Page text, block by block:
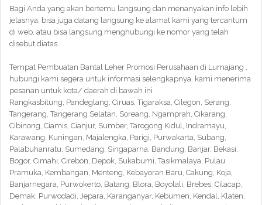
Bagi Anda yang akan bertemu langsung dan menanyakan info lebih
jelasnya, bisa juga datang langsung ke alamat kami yang tercantum
di web. atau bisa langsung menghubungi ke nomor yang telah
disebut diatas.
Tempat Pembuatan Bantal Leher Promosi Perusahaan di Lumajang ,
hubungi kami segera untuk informasi selengkapnya. kami menerima
pesanan untuk kota/ daerah di bawah ini
Rangkasbitung, Pandeglang, Ciruas, Tigaraksa, Cilegon, Serang,
Tangerang, Tangerang Selatan, Soreang, Ngamprah, Cikarang,
Cibinong, Ciamis, Cianjur, Sumber, Tarogong Kidul, Indramayu,
Karawang, Kuningan, Majalengka, Parigi, Purwakarta, Subang,
Palabuhanratu, Sumedang, Singaparna, Bandung, Banjar, Bekasi,
Bogor, Cimahi, Cirebon, Depok, Sukabumi, Tasikmalaya, Pulau
Pramuka, Kembangan, Menteng, Kebayoran Baru, Cakung, Koja,
Banjarnegara, Purwokerto, Batang, Blora, Boyolali, Brebes, Cilacap,
Demak, Purwodadi, Jepara, Karanganyar, Kebumen, Kendal, Klaten,